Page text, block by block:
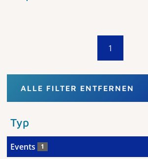
1
ALLE FILTER ENTFERNEN
Typ
Events 1